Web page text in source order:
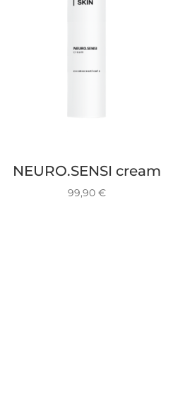
NEURO.SENSI cream
99,90 €